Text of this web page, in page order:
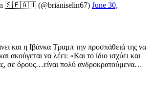
🇸🇪🇦🇺 (@brianiselin67) June 30,
και η Ιβάνκα Τραμπ την προσπάθειά της να
ακούγεται να λέει: «Και το ίδιο ισχύει και
σε όρους…είναι πολύ ανδροκρατούμενα…